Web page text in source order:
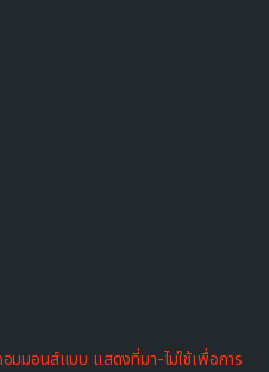
มอนส์แบบ แสดงที่มา-ไม่ใช้เพื่อการ